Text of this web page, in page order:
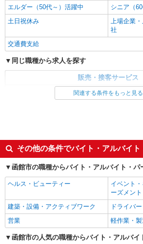
エルダー（50代～）活躍中
シニア（
土日祝休み
上場企業
社
交通費支給
同じ職種から求人を探す
販売・接客サービス
未経験歓迎
ミドル（
土日祝休み
上場企業
社
交通費支給
関連する条件をもっと見る
その他の条件でバイト・アルバイ
函館市の職種からバイト・アルバイト・パ
ヘルス・ビューティー
イベント
ーズメント
建築・設備・アクティブワーク
ドライバ
営業
軽作業・
函館市の人気の職種からバイト・アルバイ